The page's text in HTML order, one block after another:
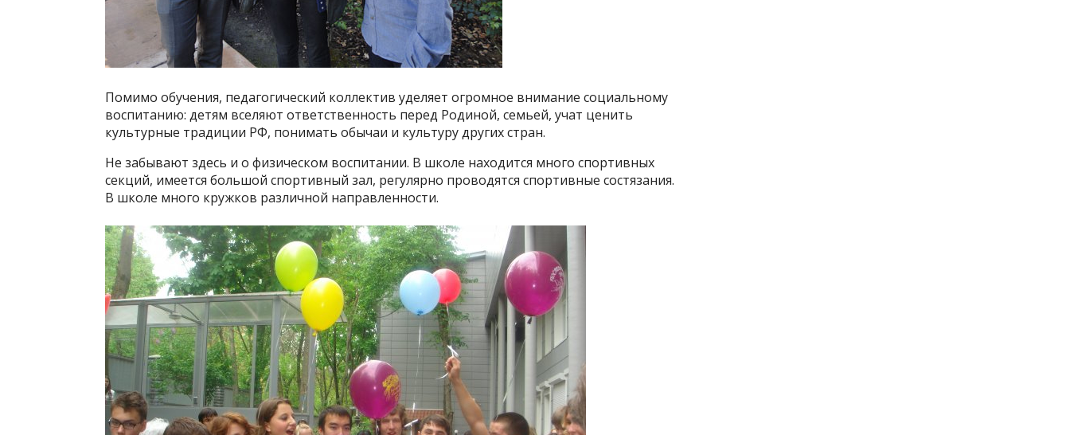
Помимо обучения, педагогический коллектив уделяет огромное внимание социальному
воспитанию: детям вселяют ответственность перед Родиной, семьей, учат ценить
культурные традиции РФ, понимать обычаи и культуру других стран.
Не забывают здесь и о физическом воспитании. В школе находится много спортивных
секций, имеется большой спортивный зал, регулярно проводятся спортивные состязания.
В школе много кружков различной направленности.